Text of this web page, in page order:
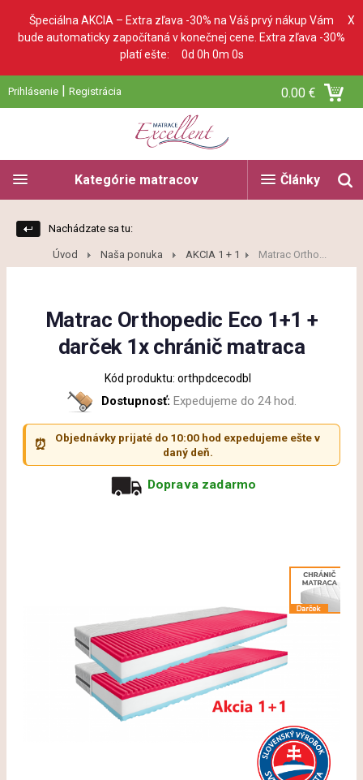
Špeciálna AKCIA – Extra zľava -30% na Váš prvý nákup Vám
bude automaticky započítaná v konečnej cene. Extra zľava -30%
platí ešte: 0d 0h 0m 0s
X
Prihlásenie | Registrácia 0.00 €
Články
Kategórie matracov
Nachádzate sa tu:
Úvod Naša ponuka AKCIA 1 + 1 Matrac Ortho...
Matrac Orthopedic Eco 1+1 +
darček 1x chránič matraca
Kód produktu: orthpdcecodbl
Dostupnosť: Expedujeme do 24 hod.
⏰
Objednávky prijaté do 10:00 hod expedujeme ešte v
daný deň.
Doprava zadarmo